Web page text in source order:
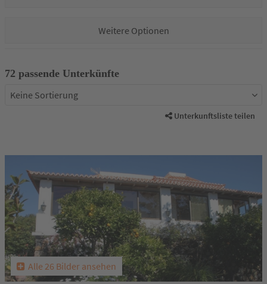
Weitere Optionen
72 passende Unterkünfte
Unterkunftsliste teilen
Alle 26 Bilder ansehen